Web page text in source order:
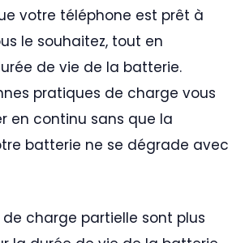
votre téléphone est prêt à
le souhaitez, tout en
de vie de la batterie.
pratiques de charge vous
en continu sans que la
batterie ne se dégrade avec
charge partielle sont plus